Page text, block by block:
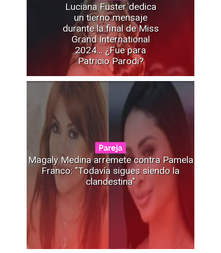
Luciana Fuster dedica
un tierno mensaje
durante la final de Miss
Grand International
2024... ¿Fue para
Patricio Parodi?
Pareja
Magaly Medina arremete contra Pamela
Franco: "Todavía sigues siendo la
clandestina"